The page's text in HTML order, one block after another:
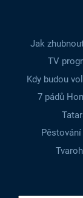
Jak
TV
Kdy budou
7 pádů